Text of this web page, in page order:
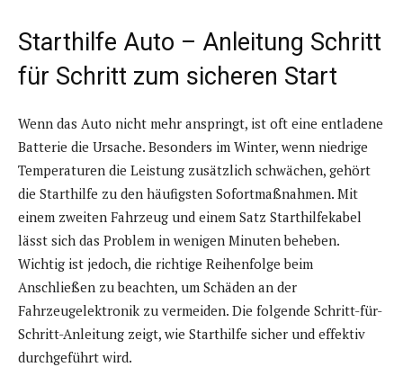
Starthilfe Auto – Anleitung Schritt
für Schritt zum sicheren Start
Wenn das Auto nicht mehr anspringt, ist oft eine entladene
Batterie die Ursache. Besonders im Winter, wenn niedrige
Temperaturen die Leistung zusätzlich schwächen, gehört
die Starthilfe zu den häufigsten Sofortmaßnahmen. Mit
einem zweiten Fahrzeug und einem Satz Starthilfekabel
lässt sich das Problem in wenigen Minuten beheben.
Wichtig ist jedoch, die richtige Reihenfolge beim
Anschließen zu beachten, um Schäden an der
Fahrzeugelektronik zu vermeiden. Die folgende Schritt-für-
Schritt-Anleitung zeigt, wie Starthilfe sicher und effektiv
durchgeführt wird.